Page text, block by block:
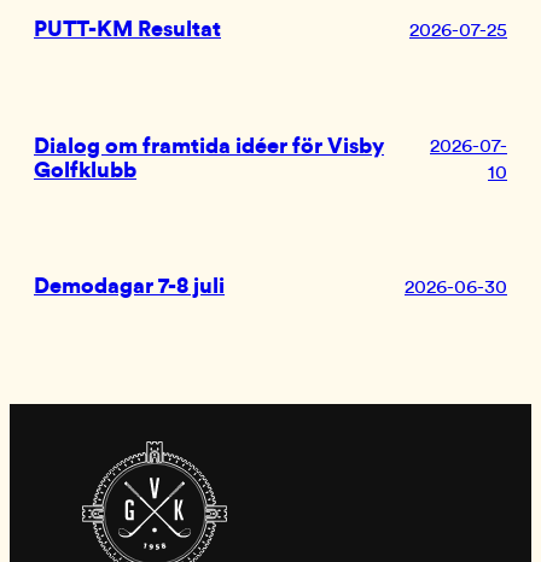
PUTT-KM Resultat 2026-07-25
Dialog om framtida idéer för Visby
Golfklubb
2026-07-
10
Demodagar 7-8 juli 2026-06-30